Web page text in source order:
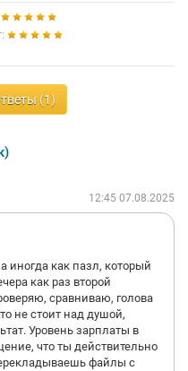
(1)
12:45 07.08.2025
иногда как пазл, который
как раз второй
сравниваю, голова
не стоит над душой,
Уровень зарплаты в
что ты действительно
файлы с